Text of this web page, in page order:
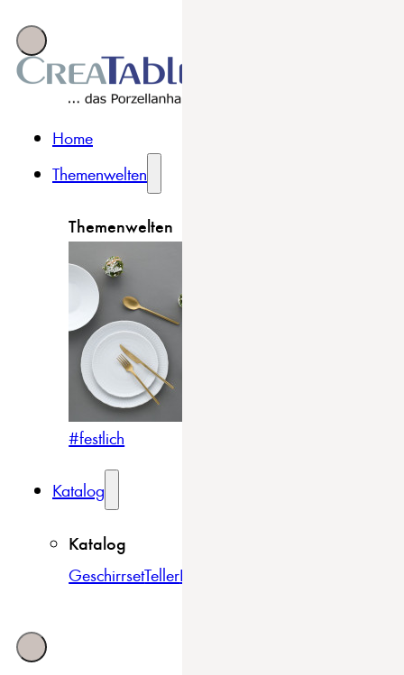
Home
Themenwelten
Themenwelten
#festlich
Katalog
Katalog
GeschirrsetTellerBowls & Schüsseln